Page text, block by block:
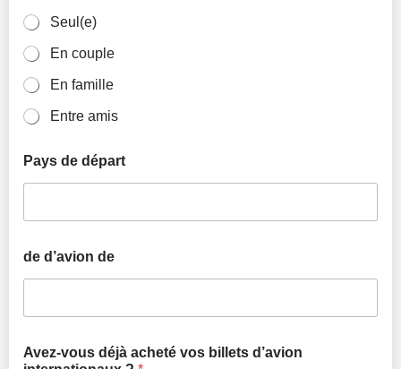
Seul(e)
En couple
En famille
Entre amis
Pays de départ
de d’avion de
Avez-vous déjà acheté vos billets d’avion